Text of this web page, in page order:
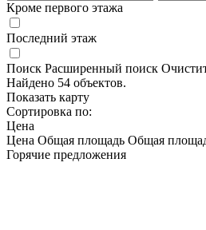
Кроме первого этажа
Последний этаж
Поиск Расширенный поиск
Найдено 54 объектов.
Показать карту
Сортировка по:
Цена
Цена Общая площадь Общая
Горячие предложения